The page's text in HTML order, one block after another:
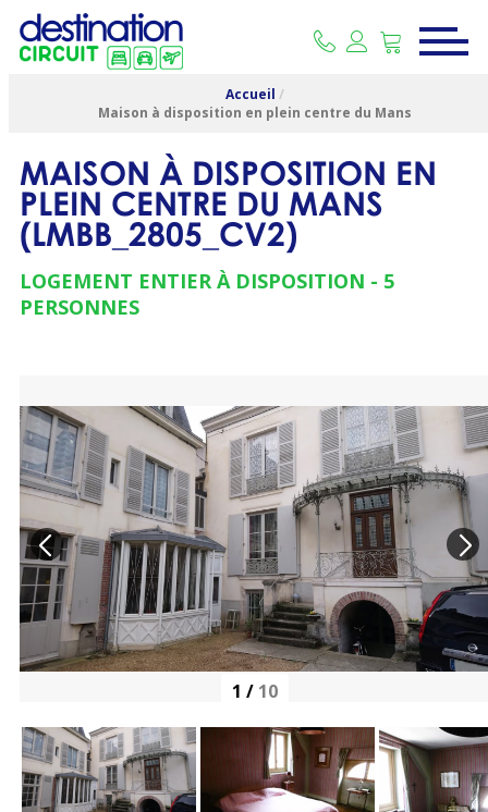
Accueil /
Maison à disposition en plein centre du Mans
MAISON À DISPOSITION EN
PLEIN CENTRE DU MANS
(LMBB_2805_CV2)
LOGEMENT ENTIER À DISPOSITION
5
PERSONNES
1 / 10